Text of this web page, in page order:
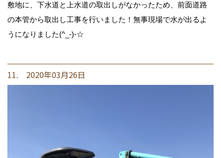
敷地に、下水道と上水道の取出しがなかったため、前面道路
の本管から取出し工事を行いました！無事現場で水が出るよ
うになりました(^_-)-☆
11. 2020年03月26日